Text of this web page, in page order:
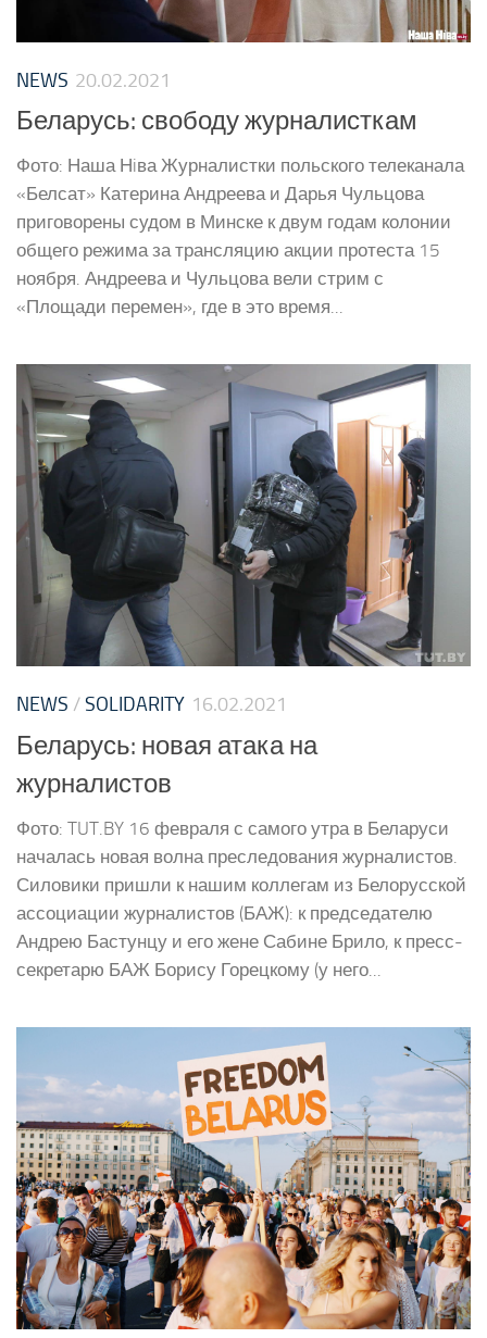
NEWS 20.02.2021
Беларусь: свободу журналисткам
Фото: Наша Нiва Журналистки польского телеканала
«Белсат» Катерина Андреева и Дарья Чульцова
приговорены судом в Минске к двум годам колонии
общего режима за трансляцию акции протеста 15
ноября. Андреева и Чульцова вели стрим с
«Площади перемен», где в это время...
NEWS / SOLIDARITY 16.02.2021
Беларусь: новая атака на
журналистов
Фото: TUT.BY 16 февраля с самого утра в Беларуси
началась новая волна преследования журналистов.
Силовики пришли к нашим коллегам из Белорусской
ассоциации журналистов (БАЖ): к председателю
Андрею Бастунцу и его жене Сабине Брило, к пресс-
секретарю БАЖ Борису Горецкому (у него...